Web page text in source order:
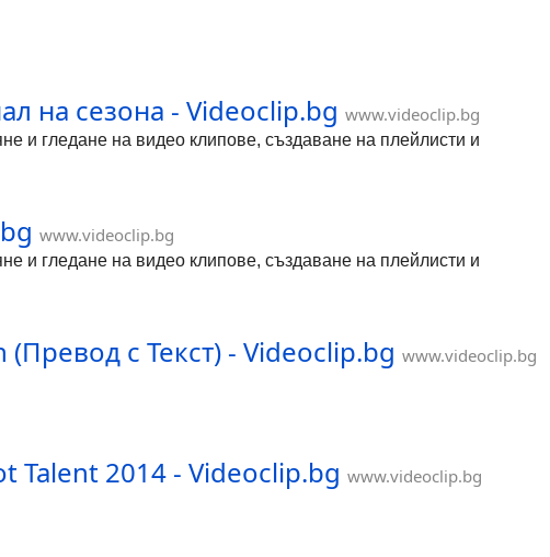
на сезона - Videoclip.bg www.videoclip.bg
и гледане на видео клипове, създаване на плейлисти и
www.videoclip.bg
и гледане на видео клипове, създаване на плейлисти и
с Текст) - Videoclip.bg www.videoclip.bg
Talent 2014 - Videoclip.bg www.videoclip.bg